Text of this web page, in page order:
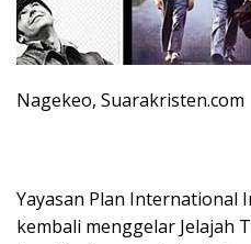
Nagekeo, Suarakristen.com
Yayasan Plan International
kembali menggelar Jelajah